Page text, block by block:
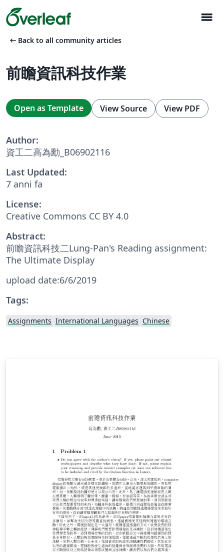
menu
arrow_left_alt Back to all community articles
前瞻資訊科技作業
Open as Template View Source View PDF
Author:
資工二高為勳_B06902116
Last Updated:
7 anni fa
License:
Creative Commons CC BY 4.0
Abstract:
前瞻資訊科技二Lung-Pan's Reading assignment:
The Ultimate Display
upload date:6/6/2019
Tags:
Assignments International Languages Chinese